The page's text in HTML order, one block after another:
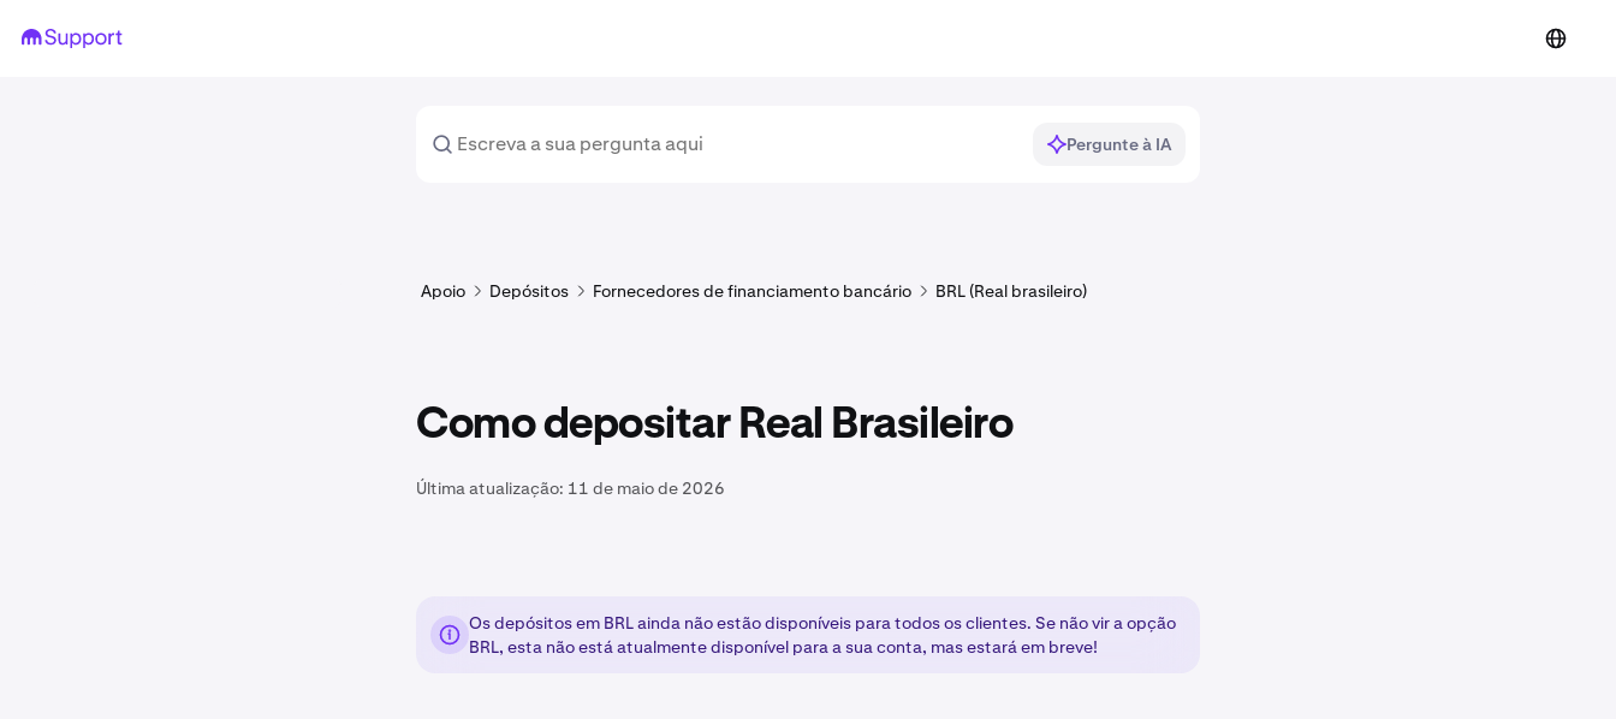
Pergunte à IA
Apoio Depósitos Fornecedores de financiamento bancário BRL (Real brasileiro)
Como depositar Real Brasileiro
Última atualização: 11 de maio de 2026
Os depósitos em BRL ainda não estão disponíveis para todos os clientes. Se não vir a opção
BRL, esta não está atualmente disponível para a sua conta, mas estará em breve!